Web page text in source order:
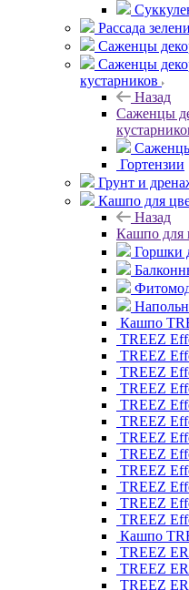
Рассада зелени
Саженцы
Саженцы
кустарников
Назад
Саженцы
Гортензии
Грунт и
Кашпо для
Назад
Кашпо для
Горшки
Кашпо
TREEZ
TREEZ
TREEZ
TREEZ
TREEZ
TREEZ
TREEZ
TREEZ
TREEZ
TREEZ
TREEZ
TREEZ
Кашпо
TREEZ
TREEZ
TREEZ